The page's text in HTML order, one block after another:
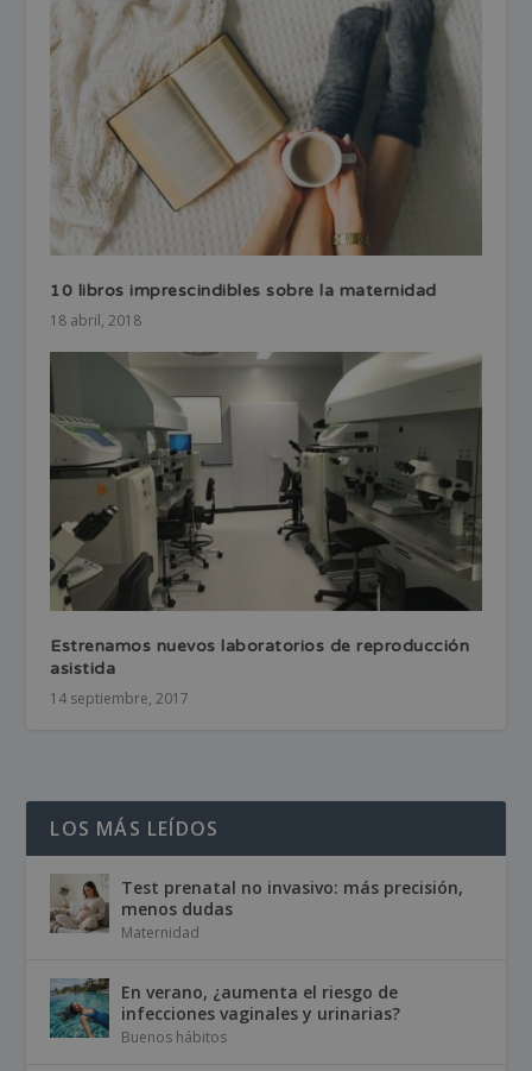
10 libros imprescindibles sobre la maternidad
18 abril, 2018
Estrenamos nuevos laboratorios de reproducción
asistida
14 septiembre, 2017
LOS MÁS LEÍDOS
Test prenatal no invasivo: más precisión,
menos dudas
Maternidad
En verano, ¿aumenta el riesgo de
infecciones vaginales y urinarias?
Buenos hábitos